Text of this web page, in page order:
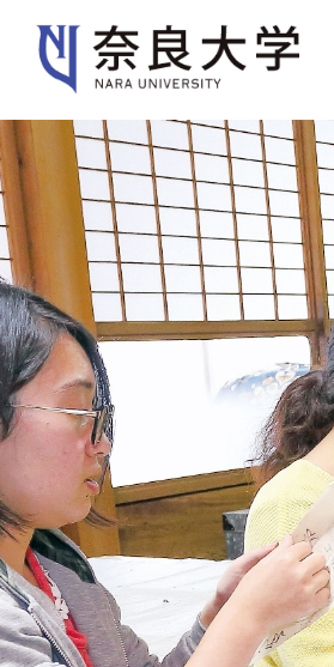
大学紹介 学部
大学紹介
大学案内
キャンパスガイド
歴史・沿革・本学の特色
規則・ポリシー
建学の精神・教学の理念
理事長メッセージ
学長メッセージ